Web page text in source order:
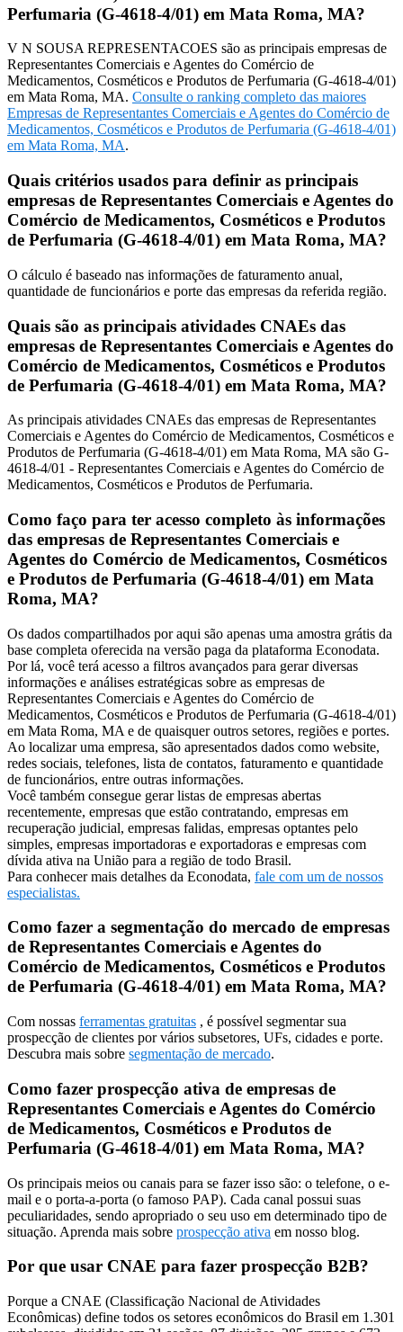
Perfumaria (G-4618-4/01) em Mata Roma, MA?
V N SOUSA REPRESENTACOES são as principais empresas de
Representantes Comerciais e Agentes do Comércio de
Medicamentos, Cosméticos e Produtos de Perfumaria (G-4618-4/01)
em Mata Roma, MA. Consulte o ranking completo das maiores
Empresas de Representantes Comerciais e Agentes do Comércio de
Medicamentos, Cosméticos e Produtos de Perfumaria (G-4618-4/01)
em Mata Roma, MA.
Quais critérios usados para definir as principais
empresas de Representantes Comerciais e Agentes do
Comércio de Medicamentos, Cosméticos e Produtos
de Perfumaria (G-4618-4/01) em Mata Roma, MA?
O cálculo é baseado nas informações de faturamento anual,
quantidade de funcionários e porte das empresas da referida região.
Quais são as principais atividades CNAEs das
empresas de Representantes Comerciais e Agentes do
Comércio de Medicamentos, Cosméticos e Produtos
de Perfumaria (G-4618-4/01) em Mata Roma, MA?
As principais atividades CNAEs das empresas de Representantes
Comerciais e Agentes do Comércio de Medicamentos, Cosméticos e
Produtos de Perfumaria (G-4618-4/01) em Mata Roma, MA são G-
4618-4/01 - Representantes Comerciais e Agentes do Comércio de
Medicamentos, Cosméticos e Produtos de Perfumaria.
Como faço para ter acesso completo às informações
das empresas de Representantes Comerciais e
Agentes do Comércio de Medicamentos, Cosméticos
e Produtos de Perfumaria (G-4618-4/01) em Mata
Roma, MA?
Os dados compartilhados por aqui são apenas uma amostra grátis da
base completa oferecida na versão paga da plataforma Econodata.
Por lá, você terá acesso a filtros avançados para gerar diversas
informações e análises estratégicas sobre as empresas de
Representantes Comerciais e Agentes do Comércio de
Medicamentos, Cosméticos e Produtos de Perfumaria (G-4618-4/01)
em Mata Roma, MA e de quaisquer outros setores, regiões e portes.
Ao localizar uma empresa, são apresentados dados como website,
redes sociais, telefones, lista de contatos, faturamento e quantidade
de funcionários, entre outras informações.
Você também consegue gerar listas de empresas abertas
recentemente, empresas que estão contratando, empresas em
recuperação judicial, empresas falidas, empresas optantes pelo
simples, empresas importadoras e exportadoras e empresas com
dívida ativa na União para a região de todo Brasil.
Para conhecer mais detalhes da Econodata, fale com um de nossos
especialistas.
Como fazer a segmentação do mercado de empresas
de Representantes Comerciais e Agentes do
Comércio de Medicamentos, Cosméticos e Produtos
de Perfumaria (G-4618-4/01) em Mata Roma, MA?
Com nossas ferramentas gratuitas , é possível segmentar sua
prospecção de clientes por vários subsetores, UFs, cidades e porte.
Descubra mais sobre segmentação de mercado.
Como fazer prospecção ativa de empresas de
Representantes Comerciais e Agentes do Comércio
de Medicamentos, Cosméticos e Produtos de
Perfumaria (G-4618-4/01) em Mata Roma, MA?
Os principais meios ou canais para se fazer isso são: o telefone, o e-
mail e o porta-a-porta (o famoso PAP). Cada canal possui suas
peculiaridades, sendo apropriado o seu uso em determinado tipo de
situação. Aprenda mais sobre prospecção ativa em nosso blog.
Por que usar CNAE para fazer prospecção B2B?
Porque a CNAE (Classificação Nacional de Atividades
Econômicas) define todos os setores econômicos do Brasil em 1.301